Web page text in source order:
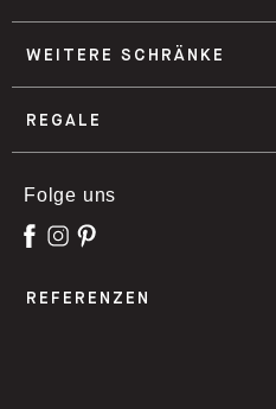
WEITERE SCHRÄNKE
REGALE
Folge uns
REFERENZEN